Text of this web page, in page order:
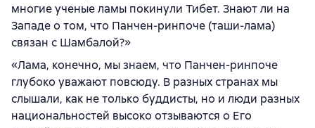
многие ученые ламы покинули Тибет. Знают ли на
Западе о том, что Панчен-ринпоче (таши-лама)
связан с Шамбалой?»
«Лама, конечно, мы знаем, что Панчен-ринпоче
глубоко уважают повсюду. В разных странах мы
слышали, как не только буддисты, но и люди разных
национальностей высоко отзываются о Его